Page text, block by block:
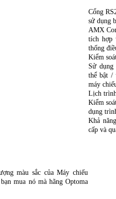
Cổng
sử dụng
AMX
tích hợp
thống
Kiểm
Sử
thể bật /
máy
Lịch
Kiểm
dụng
Khả
cấp và
màu sắc của Máy chiếu
mua nó mà hãng Optoma